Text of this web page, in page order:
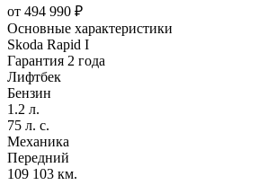
от 494 990 ₽
Основные характеристики
Skoda Rapid I
Гарантия 2 года
Лифтбек
Бензин
1.2 л.
75 л. с.
Механика
Передний
109 103 км.